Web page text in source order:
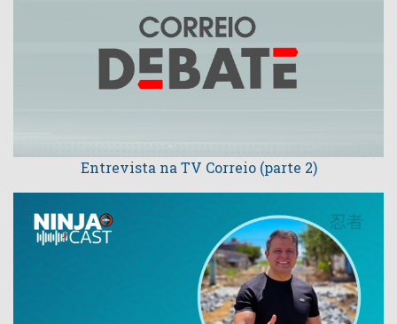
Entrevista na TV Correio (parte 2)